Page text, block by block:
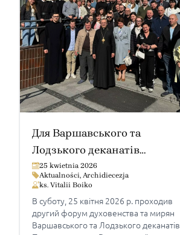
Для Варшавського та
Лодзького деканатів
проходив формаційний
форум
25 kwietnia 2026
Aktualności, Archidiecezja
ks. Vitalii Boiko
В суботу, 25 квітня 2026 р. проходив
другий форум духовенства та мирян
Варшавського та Лодзького деканатів